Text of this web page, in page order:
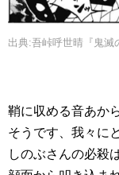
出典:吾峠呼世晴『鬼滅
鞘に収める音あか
そうです、我々に
しのぶさんの必殺